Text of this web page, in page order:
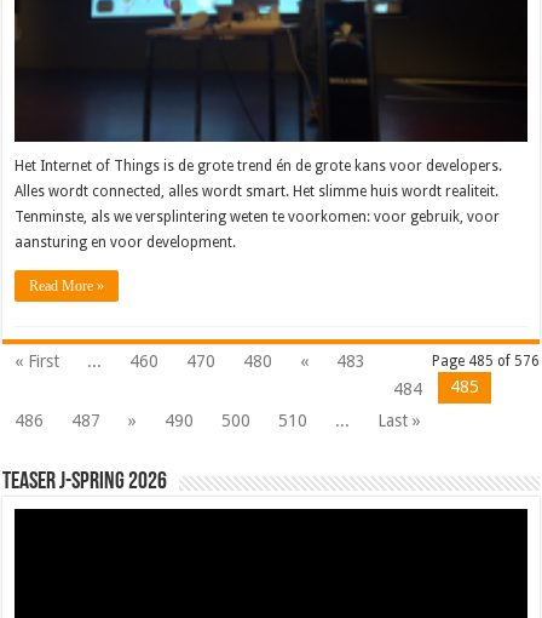
Het Internet of Things is de grote trend én de grote kans voor developers.
Alles wordt connected, alles wordt smart. Het slimme huis wordt realiteit.
Tenminste, als we versplintering weten te voorkomen: voor gebruik, voor
aansturing en voor development.
Read More »
Page 485 of 576
« First ... 460 470 480 «
483
484
485
486
487 » 490 500 510 ... Last »
Teaser J-Spring 2026